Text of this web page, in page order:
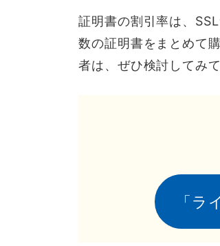
証明書の割引率は、
数の証明書をまとめて
者は、ぜひ検討してみ
「